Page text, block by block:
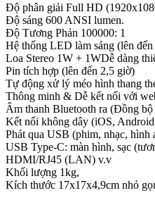
Độ phân giải Full HD
Độ sáng 600 ANSI lumen.
Độ Tương Phản 100000: 1
Hệ thống LED làm sáng (lên
Loa Stereo 1W + 1WDễ dàng
Pin tích hợp (lên đến 2,5 giờ)
Tự động xử lý méo hình thang
Thông minh & Dễ kết nối với
Âm thanh Bluetooth ra (Đồng
Kết nối không dây (iOS,
Phát qua USB (phim, nhạc, hình
USB Type-C: màn hình, sạc
HDMI/RJ45 (LAN) v.v
Khối lượng 1kg,
Kích thước 17x17x4,9cm nhỏ